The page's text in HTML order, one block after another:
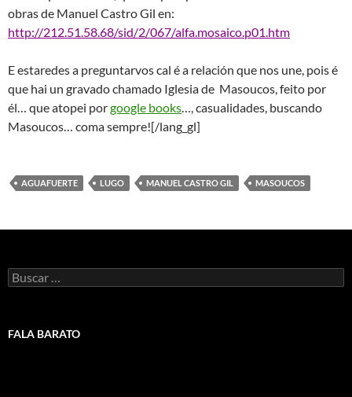
obras de Manuel Castro Gil en:
http://212.51.58.68/sid/2/067/alfa.mosaico.p01.htm
E estaredes a preguntarvos cal é a relación que nos une, pois é
que hai un gravado chamado Iglesia de Masoucos, feito por
él… que atopei porgoogle books…, casualidades, buscando
Masoucos… coma sempre![/lang_gl]
AGUAFUERTE LUGO MANUEL CASTRO GIL MASOUCOS
Buscar:
FALA BARATO